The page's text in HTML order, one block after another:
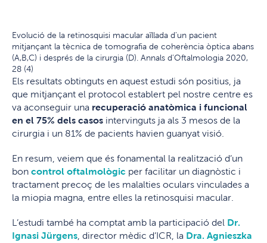
Evolució de la retinosquisi macular aïllada d’un pacient
mitjançant la tècnica de tomografia de coherència òptica abans
(A,B,C) i després de la cirurgia (D). Annals d’Oftalmologia 2020,
28 (4)
Els resultats obtinguts en aquest estudi són positius, ja
que mitjançant el protocol establert pel nostre centre es
va aconseguir una recuperació anatòmica i funcional
en el 75% dels casos intervinguts ja als 3 mesos de la
cirurgia i un 81% de pacients havien guanyat visió.
En resum, veiem que és fonamental la realització d’un
bon control oftalmològic per facilitar un diagnòstic i
tractament precoç de les malalties oculars vinculades a
la miopia magna, entre elles la retinosquisi macular.
L’estudi també ha comptat amb la participació del Dr.
Ignasi Jürgens , director mèdic d’ICR, la Dra. Agnieszka